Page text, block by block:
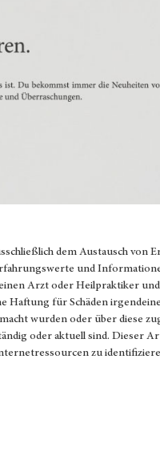
dem Austausch von
und
Arzt oder Heilpraktiker
Haftung für Schäden
wurden oder über diese
oder aktuell sind. Dieser
zu